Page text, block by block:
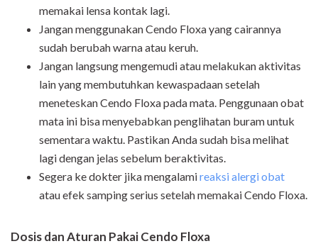
memakai lensa kontak lagi.
Jangan menggunakan Cendo Floxa yang cairannya
sudah berubah warna atau keruh.
Jangan langsung mengemudi atau melakukan aktivitas
lain yang membutuhkan kewaspadaan setelah
meneteskan Cendo Floxa pada mata. Penggunaan obat
mata ini bisa menyebabkan penglihatan buram untuk
sementara waktu. Pastikan Anda sudah bisa melihat
lagi dengan jelas sebelum beraktivitas.
Segera ke dokter jika mengalamireaksi alergi obat
atau efek samping serius setelah memakai Cendo Floxa.
Dosis dan Aturan Pakai Cendo Floxa